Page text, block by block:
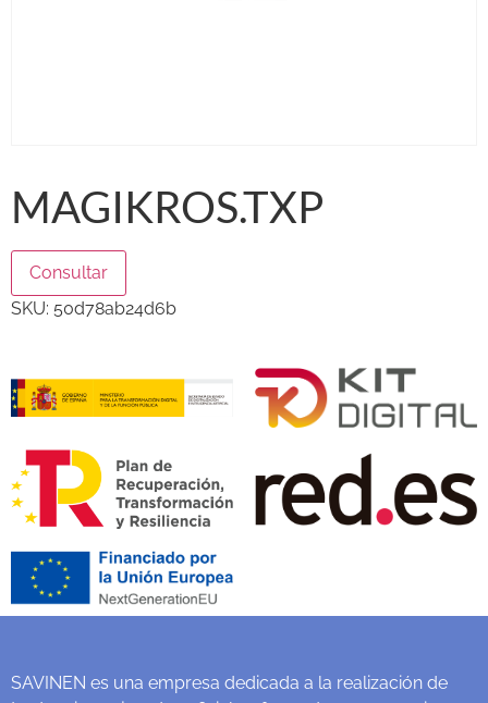
MAGIKROS.TXP
Consultar
SKU: 50d78ab24d6b
SAVINEN es una empresa dedicada a la realización de